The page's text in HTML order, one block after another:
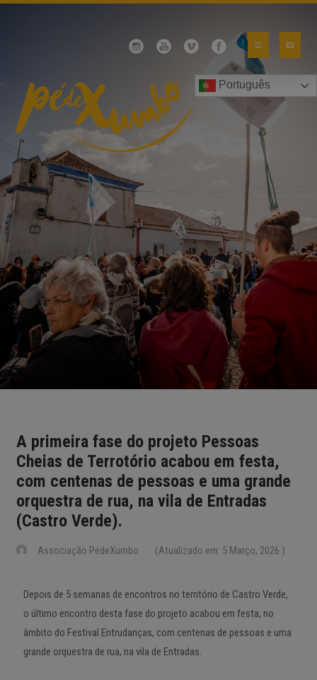
Português
A primeira fase do projeto Pessoas
Cheias de Terrotório acabou em festa,
com centenas de pessoas e uma grande
orquestra de rua, na vila de Entradas
(Castro Verde).
Associação PédeXumbo (Atualizado em: 5 Março, 2026 )
Depois de 5 semanas de encontros no território de Castro Verde,
o último encontro desta fase do projeto acabou em festa, no
âmbito do Festival Entrudanças, com centenas de pessoas e uma
grande orquestra de rua, na vila de Entradas.